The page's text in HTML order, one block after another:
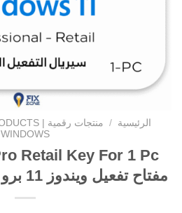
الرئيسية / منتجات رقمية | DIGITAL PRODUCTS
WINDOWS
مفتاح تفعيل ويندوز 11 برو Retail لجهاز واحد